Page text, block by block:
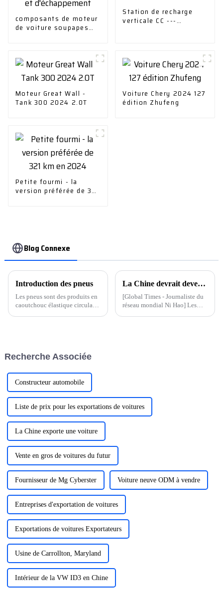
composants de moteur
de voiture soupapes
Station de recharge
verticale CC ---
Moteur Great Wall -
Tank 300 2024 2.0T
Voiture Chery 2024 127
édition Zhufeng
Petite fourmi - la
version préférée de 321
Blog Connexe
Introduction des pneus
Les pneus sont des produits en
caoutchouc élastique circulaire
La Chine devrait devenir le plus grand exportateur automobile au monde Ministère du Commerce : trois mesures pour escorter les voitures chinoises vers la mer
[Global Times - Journaliste du
réseau mondial Ni Hao] Les
Recherche Associée
Constructeur automobile
Liste de prix pour les exportations de voitures
La Chine exporte une voiture
Vente en gros de voitures du futur
Fournisseur de Mg Cyberster Voiture neuve ODM à vendre
Entreprises d'exportation de voitures
Exportations de voitures Exportateurs
Usine de Carrollton, Maryland
Intérieur de la VW ID3 en Chine